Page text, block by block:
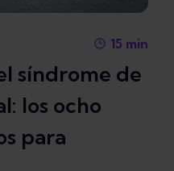
15 min
síndrome de
los ocho
para